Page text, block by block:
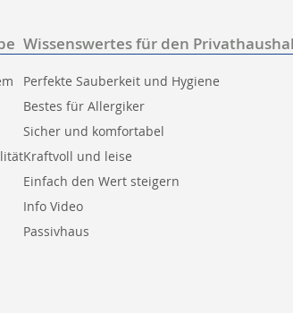
Wissenswertes für den
Perfekte Sauberkeit und Hygiene
Bestes für Allergiker
Sicher und komfortabel
Kraftvoll und leise
Einfach den Wert steigern
Info Video
Passivhaus